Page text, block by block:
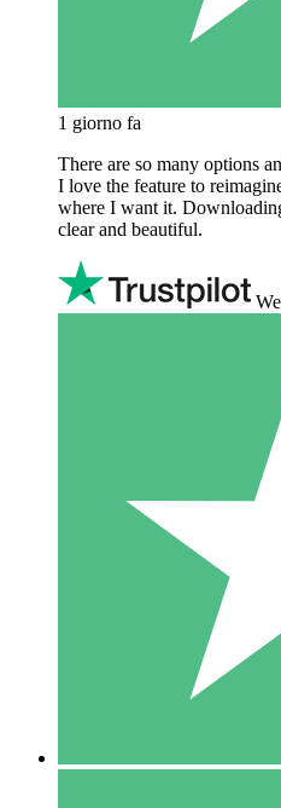
1 giorno fa
There are so many options
I love the feature to
where I want it.
clear and beautiful.